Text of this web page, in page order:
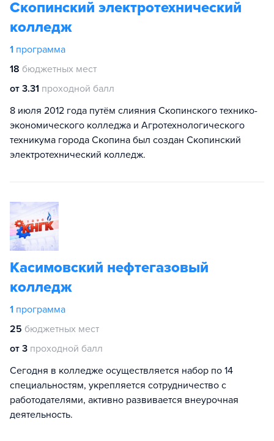
Скопинский электротехнический
колледж
1 программа
18 бюджетных мест
от 3.31 проходной балл
8 июля 2012 года путём слияния Скопинского технико-
экономического колледжа и Агротехнологического
техникума города Скопина был создан Скопинский
электротехнический колледж.
Касимовский нефтегазовый
колледж
1 программа
25 бюджетных мест
от 3 проходной балл
Сегодня в колледже осуществляется набор по 14
специальностям, укрепляется сотрудничество с
работодателями, активно развивается внеурочная
деятельность.